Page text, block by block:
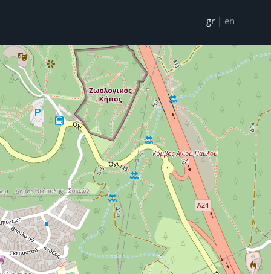
gr | en